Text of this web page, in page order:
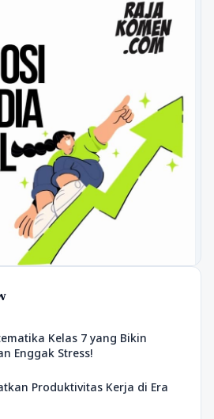
Kelas 7 yang Bikin
Enggak Stress!
Produktivitas Kerja di Era